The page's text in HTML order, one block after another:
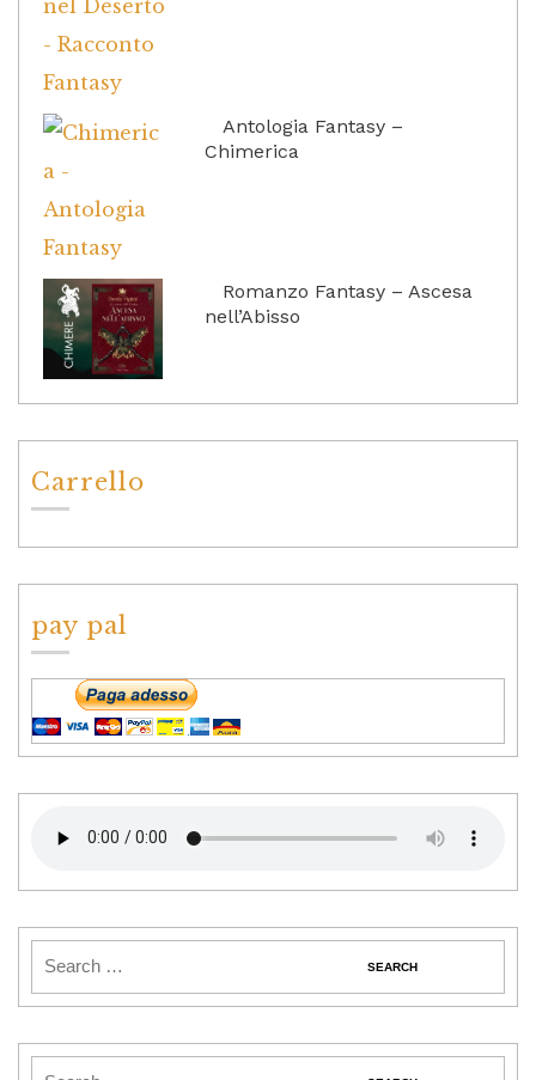
Antologia Fantasy –
Chimerica
Romanzo Fantasy – Ascesa
nell’Abisso
Carrello
pay pal